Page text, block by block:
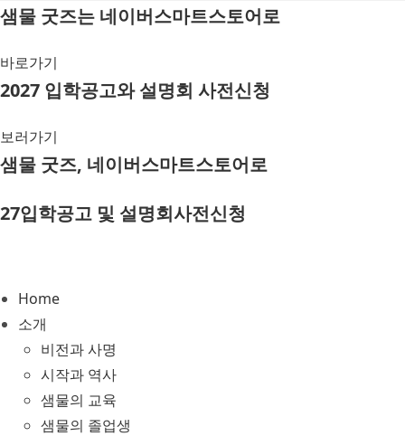
Skip
content
샘물 굿즈는 네이버스마트스토어로
바로가기
2027 입학공고와 설명회 사전신청
보러가기
샘물 굿즈, 네이버스마트스토어로
27입학공고 및 설명회사전신청
Home
소개
비전과 사명
시작과 역사
샘물의 교육
샘물의 졸업생